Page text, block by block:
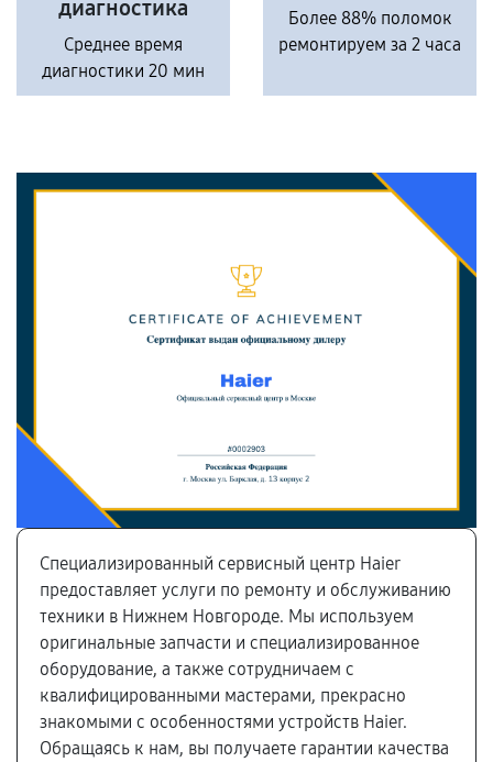
диагностика
Среднее время
диагностики 20 мин
Более 88% поломок
ремонтируем за 2 часа
Специализированный сервисный центр Haier
предоставляет услуги по ремонту и обслуживанию
техники в Нижнем Новгороде. Мы используем
оригинальные запчасти и специализированное
оборудование, а также сотрудничаем с
квалифицированными мастерами, прекрасно
знакомыми с особенностями устройств Haier.
Обращаясь к нам, вы получаете гарантии качества